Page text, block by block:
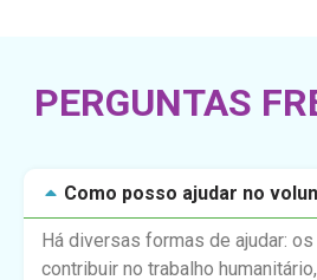
PERGUNTAS
Como posso ajudar no
Há diversas formas de ajudar:
contribuir no trabalho